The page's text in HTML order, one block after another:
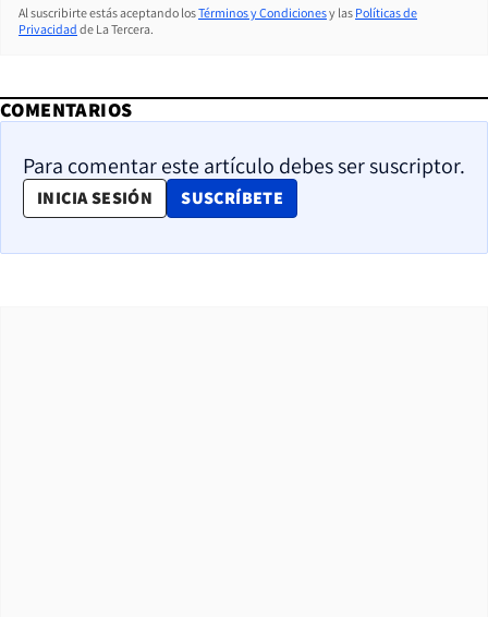
Al suscribirte estás aceptando losTérminos y Condicionesy las Políticas de
Privacidad de La Tercera.
COMENTARIOS
Para comentar este artículo debes ser suscriptor.
INICIA SESIÓN SUSCRÍBETE
OPENS IN NEW WINDOW